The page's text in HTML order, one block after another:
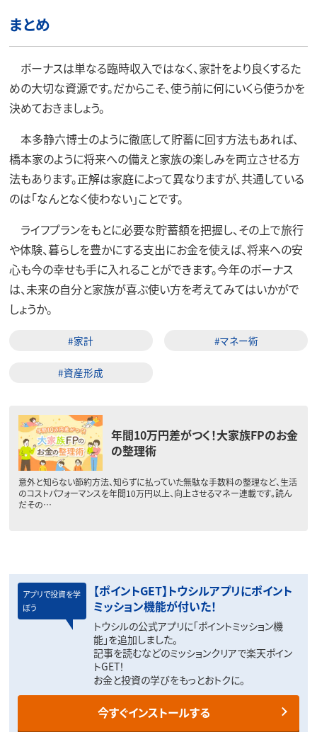
まとめ
ボーナスは単なる臨時収入ではなく、家計をより良くするた
めの大切な資源です。だからこそ、使う前に何にいくら使うかを
決めておきましょう。
本多静六博士のように徹底して貯蓄に回す方法もあれば、
橋本家のように将来への備えと家族の楽しみを両立させる方
法もあります。正解は家庭によって異なりますが、共通している
のは「なんとなく使わない」ことです。
ライフプランをもとに必要な貯蓄額を把握し、その上で旅行
や体験、暮らしを豊かにする支出にお金を使えば、将来への安
心も今の幸せも手に入れることができます。今年のボーナス
は、未来の自分と家族が喜ぶ使い方を考えてみてはいかがで
しょうか。
#家計 #マネー術
#資産形成
年間10万円差がつく！大家族FPのお金
の整理術
意外と知らない節約方法、知らずに払っていた無駄な手数料の整理など、生活
のコストパフォーマンスを年間10万円以上、向上させるマネー連載です。読ん
だその…
アプリで投資を学
ぼう
【ポイントGET】トウシルアプリにポイント
ミッション機能が付いた！
トウシルの公式アプリに「ポイントミッション機
能」を追加しました。
記事を読むなどのミッションクリアで楽天ポイン
トGET！
お金と投資の学びをもっとおトクに。
今すぐインストールする